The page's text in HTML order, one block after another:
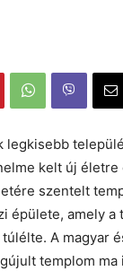
legkisebb
kelt új életre
szentelt
épülete, amely a
A magyar
templom ma